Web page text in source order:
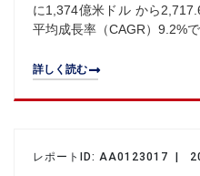
に1,374億米ドル から
平均成長率（CAGR）9.2%
詳しく読む
レポートID: AA0123017 |